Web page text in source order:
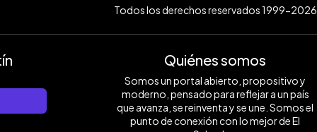
Todos los derechos reservados 1999-2026
Quiénes somos
Somos un portal abierto, propositivo y
moderno, pensado para reflejar a un país
que avanza, se reinventa y se une. Somos el
punto de conexión con lo mejor de El